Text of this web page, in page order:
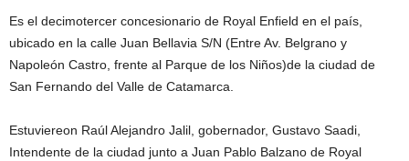
Es el decimotercer concesionario de Royal Enfield en el país,
ubicado en la calle Juan Bellavia S/N (Entre Av. Belgrano y
Napoleón Castro, frente al Parque de los Niños)de la ciudad de
San Fernando del Valle de Catamarca.
Estuviereon Raúl Alejandro Jalil, gobernador, Gustavo Saadi,
Intendente de la ciudad junto a Juan Pablo Balzano de Royal